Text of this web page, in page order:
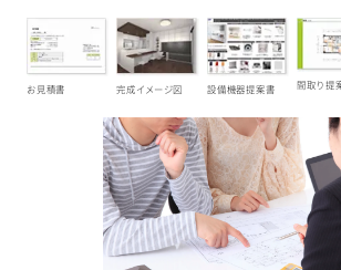
お見積書 完成イメージ図 設備機器提案書 間取り提